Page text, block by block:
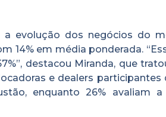
evolução dos negócios do
14% em média ponderada.
destacou Miranda, que
e dealers participantes
enquanto 26% avaliam